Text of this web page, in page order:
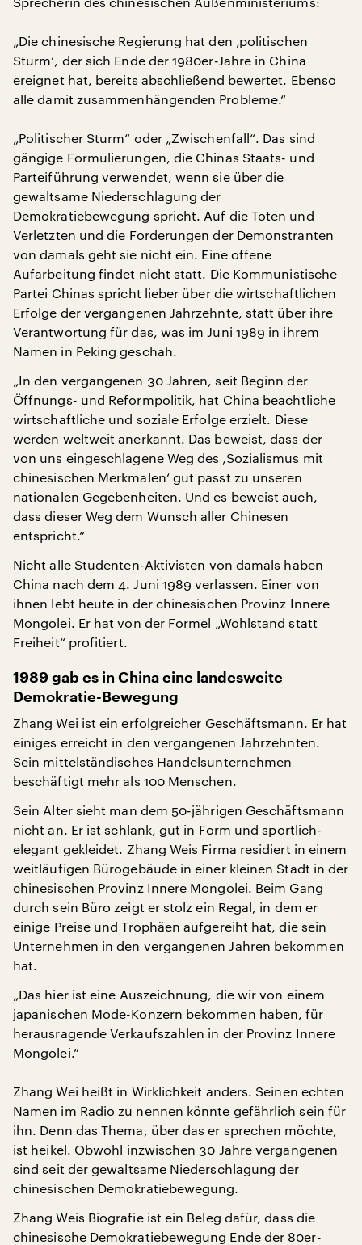
„Die chinesische Regierung hat den ‚politischen
Sturm‘, der sich Ende der 1980er-Jahre in China
ereignet hat, bereits abschließend bewertet. Ebenso
alle damit zusammenhängenden Probleme.“
„Politischer Sturm“ oder „Zwischenfall“. Das sind
gängige Formulierungen, die Chinas Staats- und
Parteiführung verwendet, wenn sie über die
gewaltsame Niederschlagung der
Demokratiebewegung spricht. Auf die Toten und
Verletzten und die Forderungen der Demonstranten
von damals geht sie nicht ein. Eine offene
Aufarbeitung findet nicht statt. Die Kommunistische
Partei Chinas spricht lieber über die wirtschaftlichen
Erfolge der vergangenen Jahrzehnte, statt über ihre
Verantwortung für das, was im Juni 1989 in ihrem
Namen in Peking geschah.
„In den vergangenen 30 Jahren, seit Beginn der
Öffnungs- und Reformpolitik, hat China beachtliche
wirtschaftliche und soziale Erfolge erzielt. Diese
werden weltweit anerkannt. Das beweist, dass der
von uns eingeschlagene Weg des ‚Sozialismus mit
chinesischen Merkmalen‘ gut passt zu unseren
nationalen Gegebenheiten. Und es beweist auch,
dass dieser Weg dem Wunsch aller Chinesen
entspricht.“
Nicht alle Studenten-Aktivisten von damals haben
China nach dem 4. Juni 1989 verlassen. Einer von
ihnen lebt heute in der chinesischen Provinz Innere
Mongolei. Er hat von der Formel „Wohlstand statt
Freiheit“ profitiert.
1989 gab es in China eine landesweite
Demokratie-Bewegung
Zhang Wei ist ein erfolgreicher Geschäftsmann. Er hat
einiges erreicht in den vergangenen Jahrzehnten.
Sein mittelständisches Handelsunternehmen
beschäftigt mehr als 100 Menschen.
Sein Alter sieht man dem 50-jährigen Geschäftsmann
nicht an. Er ist schlank, gut in Form und sportlich-
elegant gekleidet. Zhang Weis Firma residiert in einem
weitläufigen Bürogebäude in einer kleinen Stadt in der
chinesischen Provinz Innere Mongolei. Beim Gang
durch sein Büro zeigt er stolz ein Regal, in dem er
einige Preise und Trophäen aufgereiht hat, die sein
Unternehmen in den vergangenen Jahren bekommen
hat.
„Das hier ist eine Auszeichnung, die wir von einem
japanischen Mode-Konzern bekommen haben, für
herausragende Verkaufszahlen in der Provinz Innere
Mongolei.“
Zhang Wei heißt in Wirklichkeit anders. Seinen echten
Namen im Radio zu nennen könnte gefährlich sein für
ihn. Denn das Thema, über das er sprechen möchte,
ist heikel. Obwohl inzwischen 30 Jahre vergangenen
sind seit der gewaltsame Niederschlagung der
chinesischen Demokratiebewegung.
Zhang Weis Biografie ist ein Beleg dafür, dass die
chinesische Demokratiebewegung Ende der 80er-